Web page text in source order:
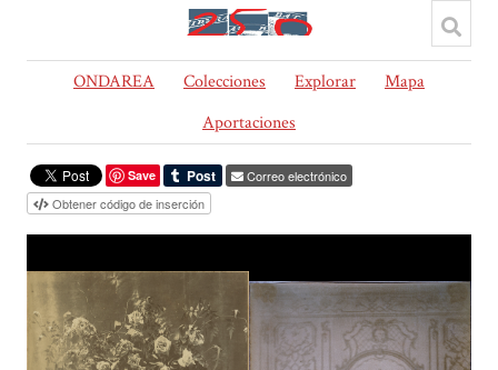
ONDAREA Colecciones Explorar
Mapa
Aportaciones
Save
Correo electrónico
Obtener código de inserción